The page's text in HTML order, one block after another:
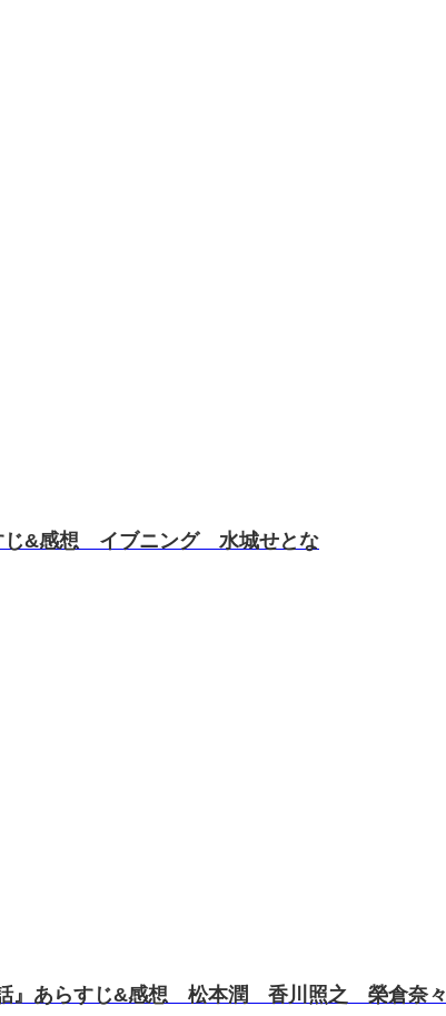
じ&感想 イブニング 水城せとな
話』あらすじ&感想 松本潤 香川照之 榮倉奈々